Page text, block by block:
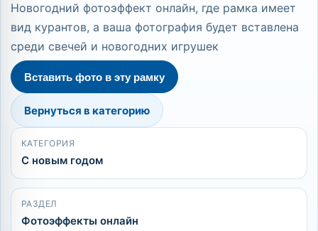
Новогодний фотоэффект онлайн, где рамка имеет
вид курантов, а ваша фотография будет вставлена
среди свечей и новогодних игрушек
Вставить фото в эту рамку
Вернуться в категорию
КАТЕГОРИЯ
С новым годом
РАЗДЕЛ
Фотоэффекты онлайн